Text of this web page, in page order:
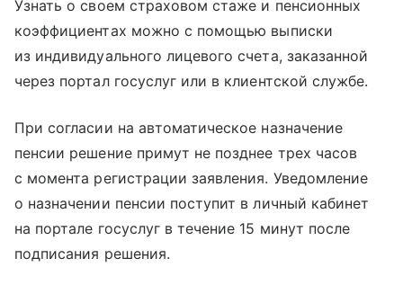
Узнать о своем страховом стаже и пенсионных
коэффициентах можно с помощью выписки
из индивидуального лицевого счета, заказанной
через портал госуслуг или в клиентской службе.
При согласии на автоматическое назначение
пенсии решение примут не позднее трех часов
с момента регистрации заявления. Уведомление
о назначении пенсии поступит в личный кабинет
на портале госуслуг в течение 15 минут после
подписания решения.